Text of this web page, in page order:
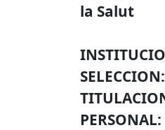
la Salut
SELECCION:
PERSONAL: